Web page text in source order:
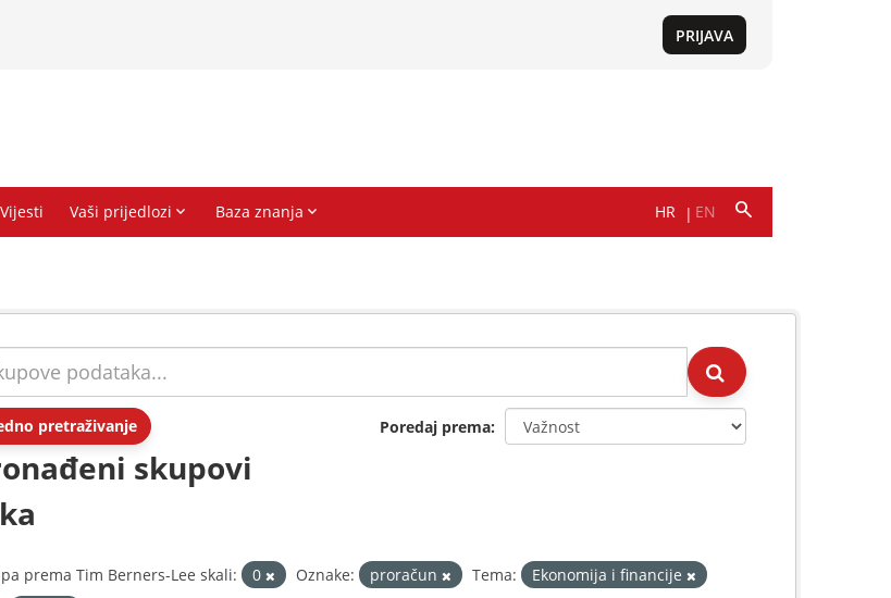
pretraživanje Poredaj prema
skupovi
prema Tim Berners-Lee skali: 0 Oznake: proračun Tema:
Ekonomija i financije